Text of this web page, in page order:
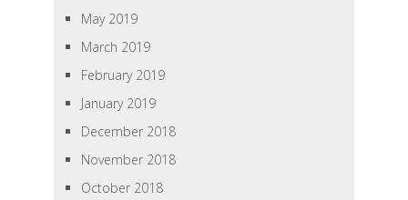
May 2019
March 2019
February 2019
January 2019
December 2018
November 2018
October 2018